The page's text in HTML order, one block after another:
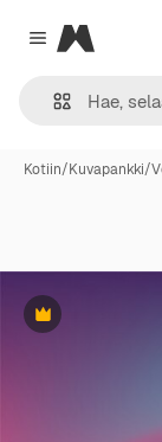
Close menu
Magnific
Kotiin/Kuvapankki/
Premium